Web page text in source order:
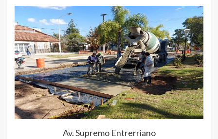
Av. Supremo Entrerriano